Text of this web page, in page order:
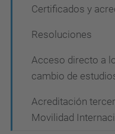
Certificados y
Resoluciones
Acceso directo a
cambio de
Acreditación
Movilidad